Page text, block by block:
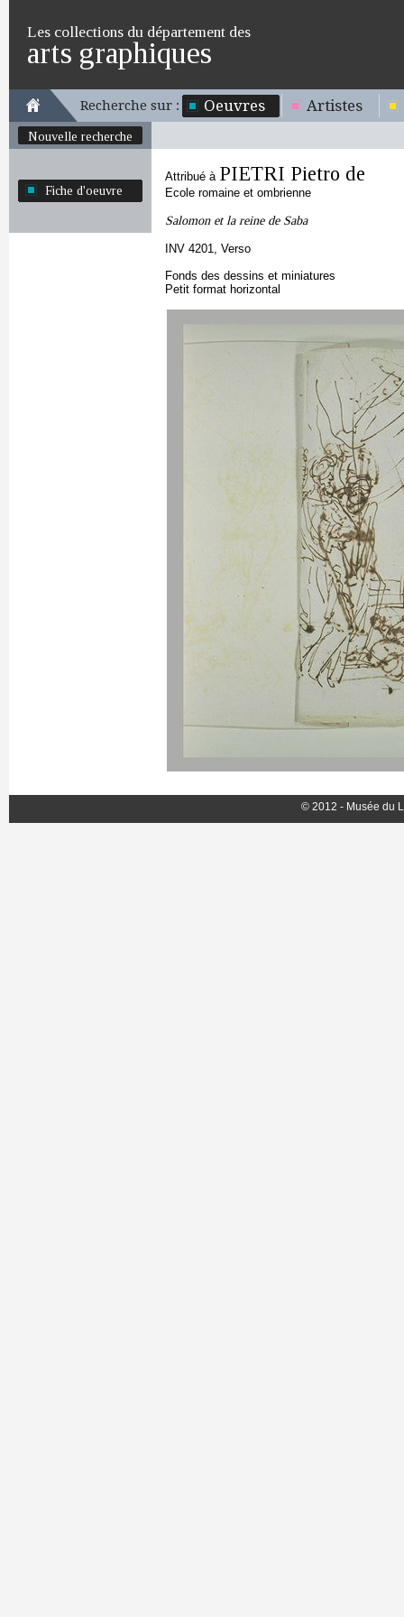
Les collections du département des
arts graphiques
Recherche sur : Oeuvres Artistes
Nouvelle recherche
Fiche d'oeuvre
Attribué à PIETRI Pietro de
Ecole romaine et ombrienne
Salomon et la reine de Saba
INV 4201, Verso
Fonds des dessins et miniatures
Petit format horizontal
© 2012 - Musée du